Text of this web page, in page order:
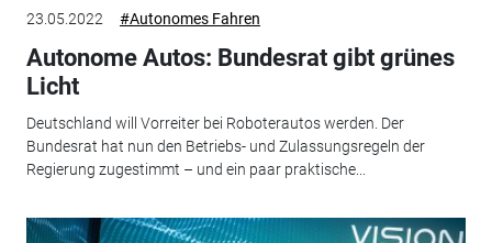
23.05.2022 #Autonomes Fahren
Autonome Autos: Bundesrat gibt grünes
Licht
Deutschland will Vorreiter bei Roboterautos werden. Der
Bundesrat hat nun den Betriebs- und Zulassungsregeln der
Regierung zugestimmt – und ein paar praktische...